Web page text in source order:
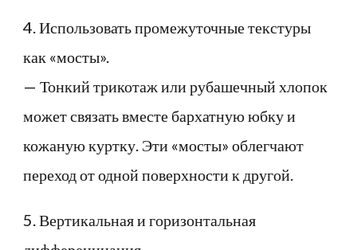
4. Использовать промежуточные текстуры
как «мосты».
— Тонкий трикотаж или рубашечный хлопок
может связать вместе бархатную юбку и
кожаную куртку. Эти «мосты» облегчают
переход от одной поверхности к другой.
5. Вертикальная и горизонтальная